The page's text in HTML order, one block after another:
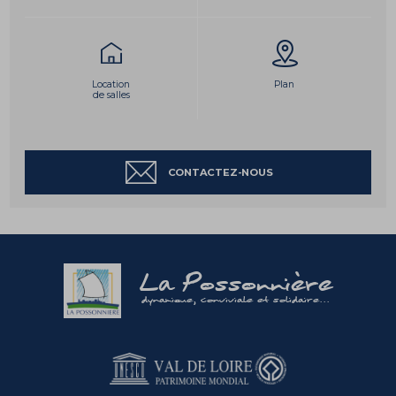
Location
de salles
Plan
CONTACTEZ-NOUS
La Possonnière
dynamique, conviviale et solidaire...